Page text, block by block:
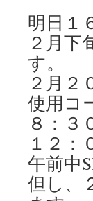
キ明日１
２月下
す。
２月２
使用コ
８：
１２：
午前中
但し、